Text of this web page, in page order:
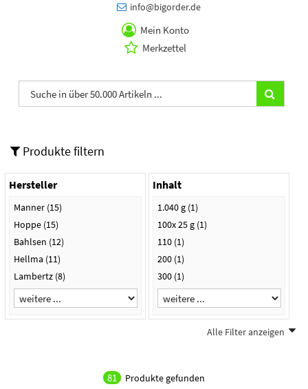
info@bigorder.de
Mein Konto
Merkzettel
Produkte filtern
Hersteller
Manner (15)
Hoppe (15)
Bahlsen (12)
Hellma (11)
Lambertz (8)
Inhalt
1.040 g (1)
100x 25 g (1)
110 (1)
200 (1)
300 (1)
Alle Filter anzeigen
81 Produkte gefunden